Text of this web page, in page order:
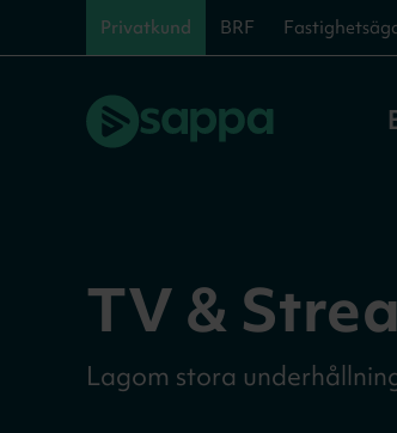
Privatkund BRF
TV &
Lagom stora